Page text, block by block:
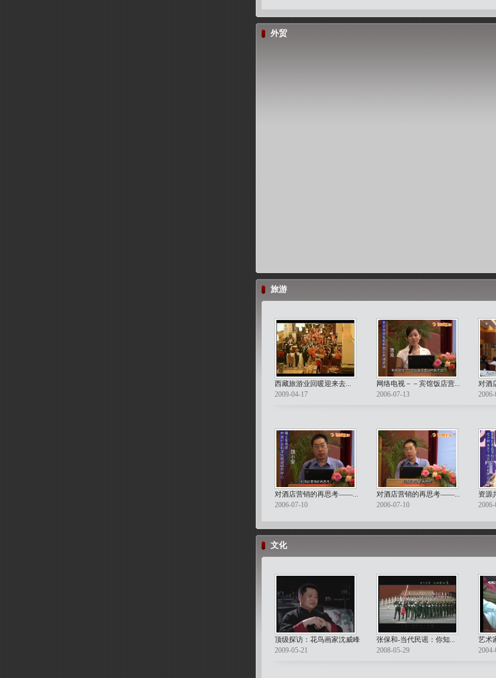
外贸
旅游
西藏旅游业回暖迎来去...
2009-04-17
网络电视－－宾馆饭店营...
2006-07-13
对酒
对酒店营销的再思考――...
2006-07-10
对酒店营销的再思考――...
2006-07-10
资源
文化
顶级探访：花鸟画家沈威峰
2009-05-21
张保和-当代民谣：你知...
2008-05-29
艺术